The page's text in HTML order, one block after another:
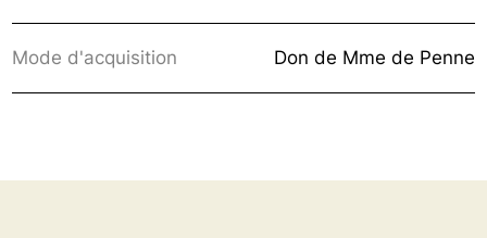
Mode d'acquisition Don de Mme de Penne